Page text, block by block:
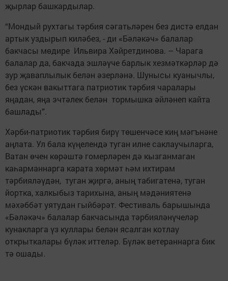
җырлар башкардылар.
“Мондый рухтагы тәрбия сәгатьләрен без дистә елдан
артык уздырып киләбез, - ди «Бәләкәч» балалар
бакчасы мөдире Ильвира Хәйретдинова. – Чарага
балалар да, бакчада эшләүче барлык хезмәткәрләр дә
зур җаваплылык белән әзерләнә. Шунысы куанычлы,
без үскән вакыттага патриотик тәрбия чаралары
яңадан, яңа эчтәлек белән тормышка әйләнеп кайта
башлады”.
Хәрби-патриотик тәрбия бирү төшенчәсе киң мәгънәне
аңлата. Ул бала күңелендә туган илне саклаучыларга,
Ватан өчен көрәштә гомерләрен дә кызганмаган
каһарманнарга карата хөрмәт һәм ихтирам
тәрбияләүдән, туган җиргә, аның табигатенә, туган
йортка, халкыбыз тарихына, аның мәдәниятенә
мәхәббәт уятудан гыйбәрәт. Фестиваль барышында
«Бәләкәч» балалар бакчасында тәрбияләнүчеләр
кунакларга үз куллары белән ясалган котлау
открыткалары бүләк иттеләр. Бүләк ветераннарга бик
тә ошады.